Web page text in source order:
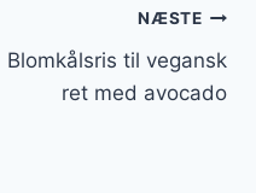
NÆSTE
Blomkålsris til vegansk
ret med avocado